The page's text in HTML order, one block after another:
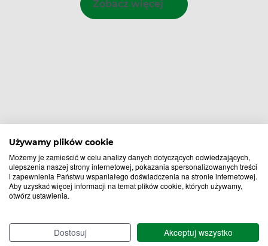
Używamy plików cookie
Możemy je zamieścić w celu analizy danych dotyczących odwiedzających,
ulepszenia naszej strony internetowej, pokazania spersonalizowanych treści
i zapewnienia Państwu wspaniałego doświadczenia na stronie internetowej.
Aby uzyskać więcej informacji na temat plików cookie, których używamy,
otwórz ustawienia.
Dostosuj
Akceptuj wszystko
Zobacz więcej
zapisz się na nasz newsletter!